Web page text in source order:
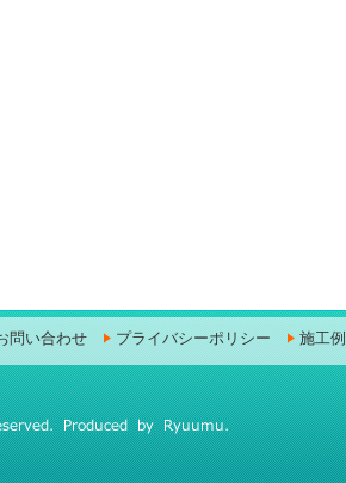
問い合わせ プライバシーポリシー 施工例